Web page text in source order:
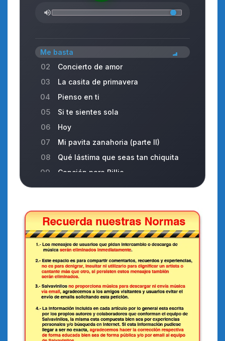
Me basta
02 Concierto de amor
03 La casita de primavera
04 Pienso en ti
05 Si te sientes sola
06 Hoy
07 Mi pavita zanahoria (parte II)
08 Qué lástima que seas tan chiquita
09 Canción para Billie
10 Las campanas del adiós